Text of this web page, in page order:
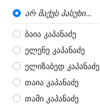
არ მაქვს პასუხი...
ბაია კაპანაძე
ელენე კაპანაძე
ელიზაბედ კაპანაძე
თაია კაპანაძე
თამი კაპანაძე